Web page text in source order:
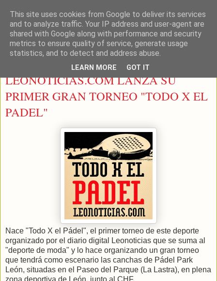
LEON PADEL
viernes, 10 de enero de 2014
LEONOTICIAS.COM LANZA SU
PRIMER GRAN TORNEO "TODO X EL
PADEL"
Nace "Todo X el Pádel", el primer torneo de este deporte
organizado por el diario digital Leonoticias que se suma al
"deporte de moda" y lo hace organizando un gran torneo
que tendrá como escenario las canchas de Pádel Park
León, situadas en el Paseo del Parque (La Lastra), en plena
zona deportiva de León, junto al CHF.
This site uses cookies from Google to deliver its services
and to analyze traffic. Your IP address and user-agent are
shared with Google along with performance and security
metrics to ensure quality of service, generate usage
statistics, and to detect and address abuse.
LEARN MORE GOT IT